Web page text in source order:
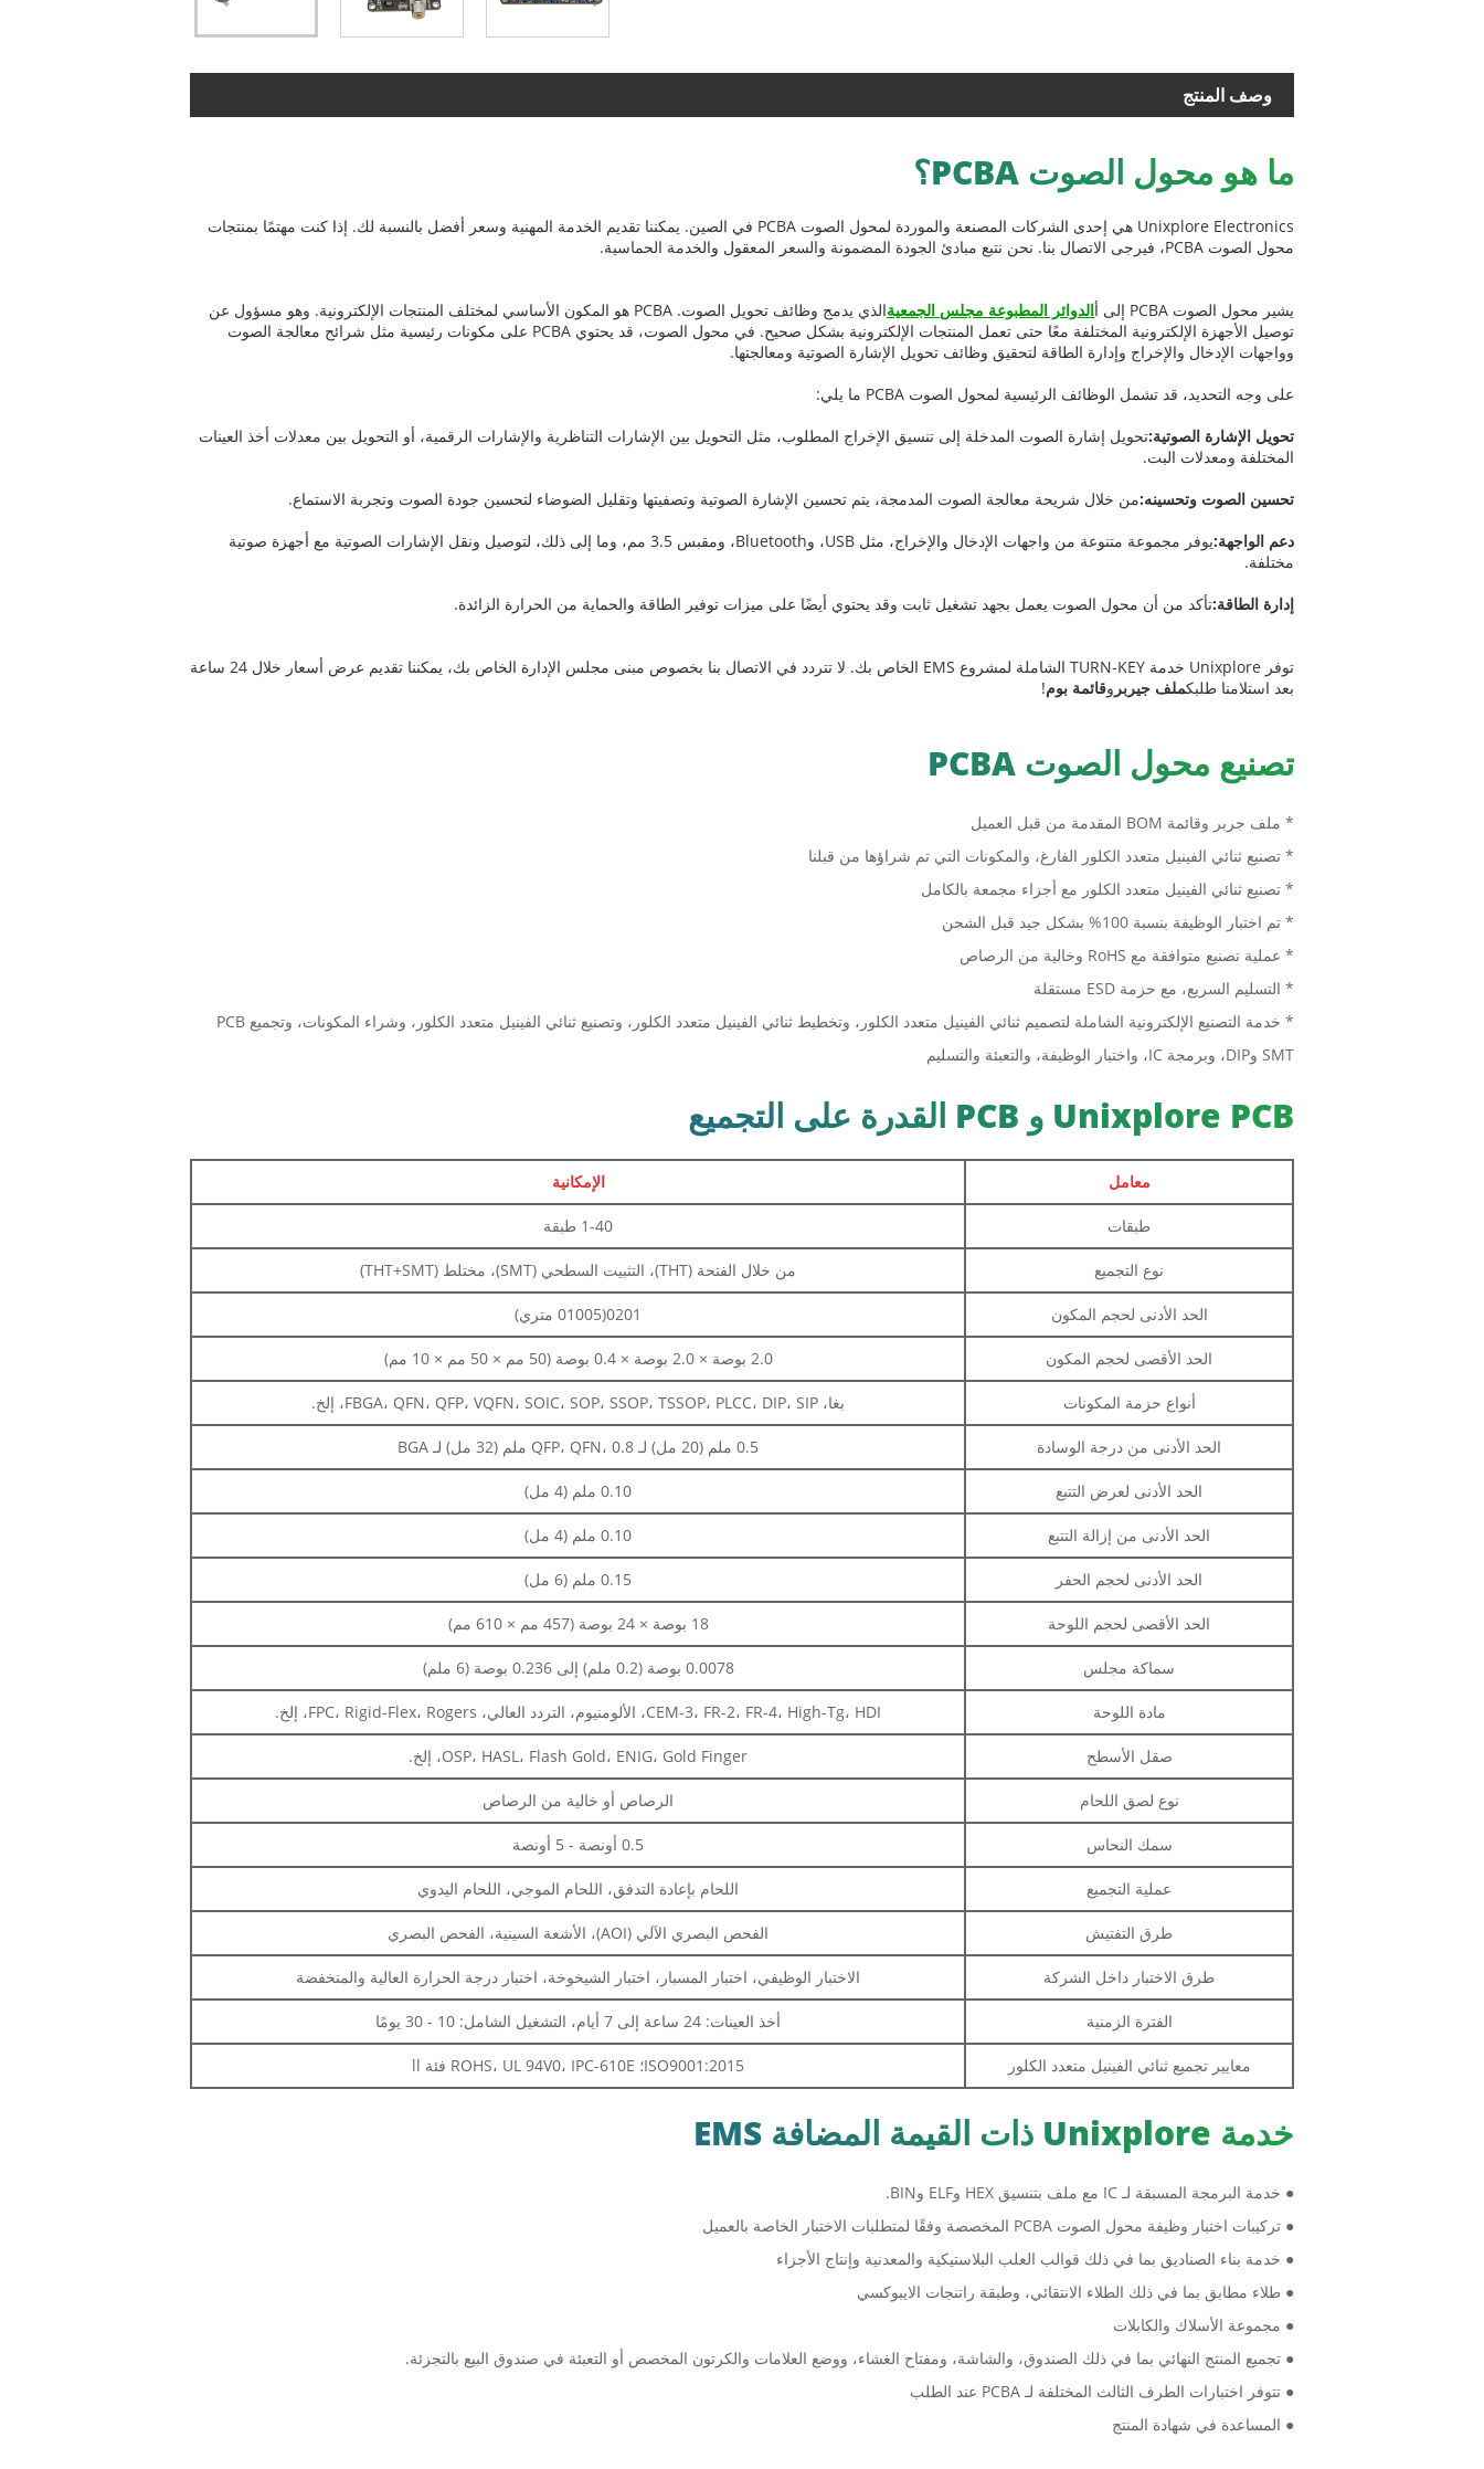
وصف المنتج
ما هو محول الصوت PCBA؟
Unixplore Electronics هي إحدى الشركات المصنعة والموردة لمحول الصوت PCBA في الصين. يمكننا تقديم الخدمة المهنية وسعر أفضل بالنسبة لك. إذا كنت مهتمًا بمنتجات
محول الصوت PCBA، فيرجى الاتصال بنا. نحن نتبع مبادئ الجودة المضمونة والسعر المعقول والخدمة الحماسية.
يشير محول الصوت PCBA إلى أ الدوائر المطبوعة مجلس الجمعية
الذي يدمج وظائف تحويل الصوت. PCBA هو المكون الأساسي لمختلف المنتجات الإلكترونية. وهو مسؤول عن
توصيل الأجهزة الإلكترونية المختلفة معًا حتى تعمل المنتجات الإلكترونية بشكل صحيح. في محول الصوت، قد يحتوي PCBA على مكونات رئيسية مثل شرائح معالجة الصوت
وواجهات الإدخال والإخراج وإدارة الطاقة لتحقيق وظائف تحويل الإشارة الصوتية ومعالجتها.
على وجه التحديد، قد تشمل الوظائف الرئيسية لمحول الصوت PCBA ما يلي:
تحويل الإشارة الصوتية:تحويل إشارة الصوت المدخلة إلى تنسيق الإخراج المطلوب، مثل التحويل بين الإشارات التناظرية والإشارات الرقمية، أو التحويل بين معدلات أخذ العينات
المختلفة ومعدلات البت.
تحسين الصوت وتحسينه:من خلال شريحة معالجة الصوت المدمجة، يتم تحسين الإشارة الصوتية وتصفيتها وتقليل الضوضاء لتحسين جودة الصوت وتجربة الاستماع.
دعم الواجهة:
يوفر مجموعة متنوعة من واجهات الإدخال والإخراج، مثل USB، وBluetooth، ومقبس 3.5 مم، وما إلى ذلك، لتوصيل ونقل الإشارات الصوتية مع أجهزة صوتية
مختلفة.
إدارة الطاقة:تأكد من أن محول الصوت يعمل بجهد تشغيل ثابت وقد يحتوي أيضًا على ميزات توفير الطاقة والحماية من الحرارة الزائدة.
توفر Unixplore خدمة TURN-KEY الشاملة لمشروع EMS الخاص بك. لا تتردد في الاتصال بنا بخصوص مبنى مجلس الإدارة الخاص بك، يمكننا تقديم عرض أسعار خلال 24 ساعة
بعد استلامنا طلبكملف جيربر وقائمة بوم!
تصنيع محول الصوت PCBA
* ملف جربر وقائمة BOM المقدمة من قبل العميل
* تصنيع ثنائي الفينيل متعدد الكلور الفارغ، والمكونات التي تم شراؤها من قبلنا
* تصنيع ثنائي الفينيل متعدد الكلور مع أجزاء مجمعة بالكامل
* تم اختبار الوظيفة بنسبة 100% بشكل جيد قبل الشحن
* عملية تصنيع متوافقة مع RoHS وخالية من الرصاص
* التسليم السريع، مع حزمة ESD مستقلة
* خدمة التصنيع الإلكترونية الشاملة لتصميم ثنائي الفينيل متعدد الكلور، وتخطيط ثنائي الفينيل متعدد الكلور، وتصنيع ثنائي الفينيل متعدد الكلور، وشراء المكونات، وتجميع PCB
SMT وDIP، وبرمجة IC، واختبار الوظيفة، والتعبئة والتسليم
Unixplore PCB و PCB القدرة على التجميع
معامل الإمكانية
طبقات 1-40 طبقة
نوع التجميع من خلال الفتحة (THT)، التثبيت السطحي (SMT)، مختلط (THT+SMT)
الحد الأدنى لحجم المكون 0201(01005 متري)
الحد الأقصى لحجم المكون 2.0 بوصة × 2.0 بوصة × 0.4 بوصة (50 مم × 50 مم × 10 مم)
أنواع حزمة المكونات بغا، FBGA، QFN، QFP، VQFN، SOIC، SOP، SSOP، TSSOP، PLCC، DIP، SIP، إلخ.
الحد الأدنى من درجة الوسادة 0.5 ملم (20 مل) لـ QFP، QFN، 0.8 ملم (32 مل) لـ BGA
الحد الأدنى لعرض التتبع 0.10 ملم (4 مل)
الحد الأدنى من إزالة التتبع 0.10 ملم (4 مل)
الحد الأدنى لحجم الحفر 0.15 ملم (6 مل)
الحد الأقصى لحجم اللوحة 18 بوصة × 24 بوصة (457 مم × 610 مم)
سماكة مجلس 0.0078 بوصة (0.2 ملم) إلى 0.236 بوصة (6 ملم)
مادة اللوحة CEM-3، FR-2، FR-4، High-Tg، HDI، الألومنيوم، التردد العالي، FPC، Rigid-Flex، Rogers، إلخ.
صقل الأسطح OSP، HASL، Flash Gold، ENIG، Gold Finger، إلخ.
نوع لصق اللحام الرصاص أو خالية من الرصاص
سمك النحاس 0.5 أونصة - 5 أونصة
عملية التجميع اللحام بإعادة التدفق، اللحام الموجي، اللحام اليدوي
طرق التفتيش الفحص البصري الآلي (AOI)، الأشعة السينية، الفحص البصري
طرق الاختبار داخل الشركة الاختبار الوظيفي، اختبار المسبار، اختبار الشيخوخة، اختبار درجة الحرارة العالية والمنخفضة
الفترة الزمنية أخذ العينات: 24 ساعة إلى 7 أيام، التشغيل الشامل: 10 - 30 يومًا
معايير تجميع ثنائي الفينيل متعدد الكلور ISO9001:2015؛ ROHS، UL 94V0، IPC-610E فئة ll
خدمة Unixplore ذات القيمة المضافة EMS
● خدمة البرمجة المسبقة لـ IC مع ملف بتنسيق HEX وELF وBIN.
● تركيبات اختبار وظيفة محول الصوت PCBA المخصصة وفقًا لمتطلبات الاختبار الخاصة بالعميل
● خدمة بناء الصناديق بما في ذلك قوالب العلب البلاستيكية والمعدنية وإنتاج الأجزاء
● طلاء مطابق بما في ذلك الطلاء الانتقائي، وطبقة راتنجات الايبوكسي
● مجموعة الأسلاك والكابلات
● تجميع المنتج النهائي بما في ذلك الصندوق، والشاشة، ومفتاح الغشاء، ووضع العلامات والكرتون المخصص أو التعبئة في صندوق البيع بالتجزئة.
● تتوفر اختبارات الطرف الثالث المختلفة لـ PCBA عند الطلب
● المساعدة في شهادة المنتج